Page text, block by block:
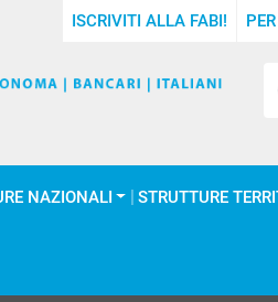
ISCRIVITI ALLA FABI!
NAZIONALI STRUTTURE